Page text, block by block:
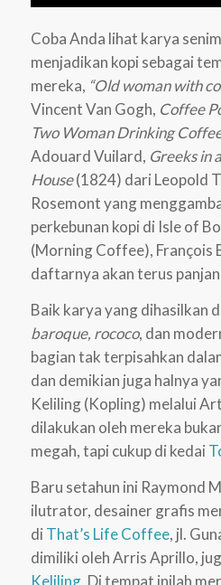
Coba Anda lihat karya
menjadikan kopi sebagai
mereka, “Old woman with
Vincent Van Gogh, Coffee
Two Woman Drinking
Adouard Vuilard, Greeks in
House(1824) dari Leopold
Rosemont yang
perkebunan kopi di Isle of
(Morning Coffee), François
daftarnya akan terus
Baik karya yang dihasilkan
baroque, rococo, dan
bagian tak terpisahkan
dan demikian juga halnya
Keliling (Kopling) melalui
dilakukan oleh mereka
megah, tapi cukup di kedai
Baru setahun ini Raymond
ilutrator, desainer grafis
di That’s Life Coffee, jl.
dimiliki oleh Arris Aprillo,